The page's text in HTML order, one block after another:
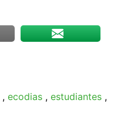
, ecodias , estudiantes ,